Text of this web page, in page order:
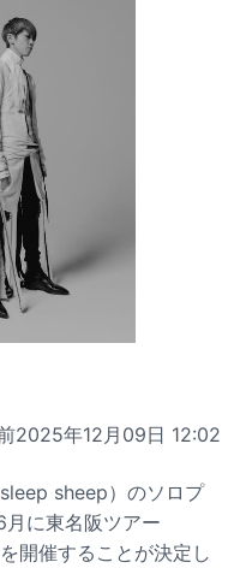
2025年12月09日 12:02
sheep）のソロプ
月に東名阪ツアー
開催することが決定し